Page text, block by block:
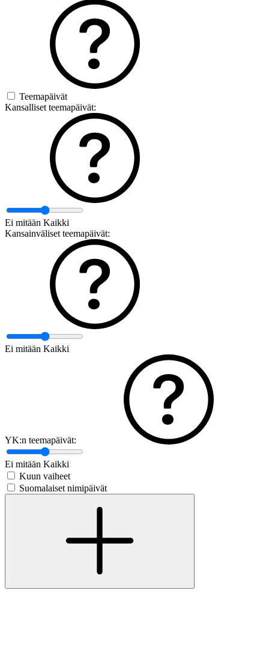
Teemapäivät
Kansalliset teemapäivät:
Ei mitään Kaikki
Kansainväliset teemapäivät:
Ei mitään Kaikki
YK:n teemapäivät:
Ei mitään Kaikki
Kuun vaiheet
Suomalaiset nimipäivät